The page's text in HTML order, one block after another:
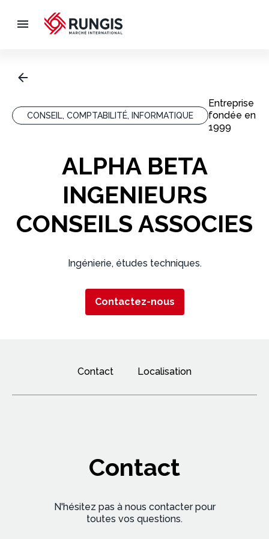
CONSEIL, COMPTABILITÉ, INFORMATIQUE
Entreprise
fondée en
1999
ALPHA BETA
INGENIEURS
CONSEILS ASSOCIES
Ingénierie, études techniques.
Contactez-nous
Contact Localisation
Contact
N'hésitez pas à nous contacter pour
toutes vos questions.